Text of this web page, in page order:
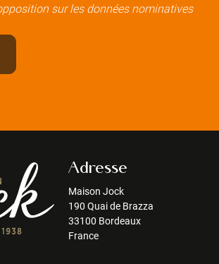
sur les données nominatives
Adresse
Maison Jock
190 Quai de Brazza
33100 Bordeaux
France